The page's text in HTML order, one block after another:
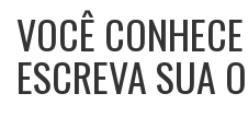
VOCÊ
ESCREVA SUA